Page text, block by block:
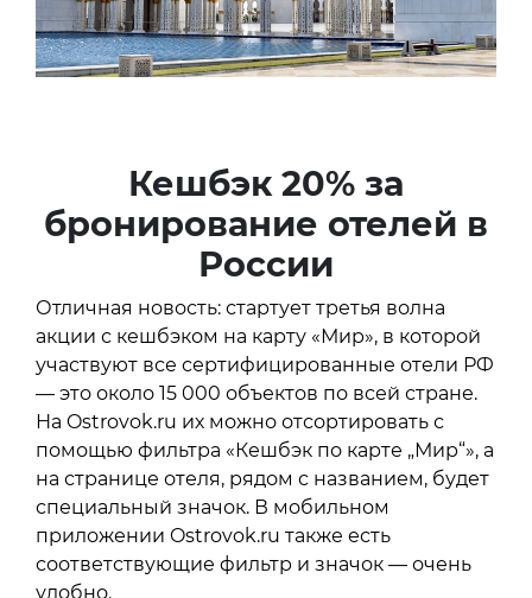
Кешбэк 20% за
бронирование отелей в
России
Отличная новость: стартует третья волна
акции с кешбэком на карту «Мир», в которой
участвуют все сертифицированные отели РФ
— это около 15 000 объектов по всей стране.
На Ostrovok.ru их можно отсортировать с
помощью фильтра «Кешбэк по карте „Мир“», а
на странице отеля, рядом с названием, будет
специальный значок. В мобильном
приложении Ostrovok.ru также есть
соответствующие фильтр и значок — очень
удобно.